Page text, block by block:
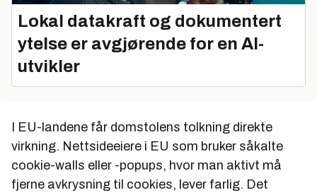
Lokal datakraft og dokumentert
ytelse er avgjørende for en AI-
utvikler
I EU-landene får domstolens tolkning direkte
virkning. Nettsideeiere i EU som bruker såkalte
cookie-walls eller -popups, hvor man aktivt må
fjerne avkrysning til cookies, lever farlig. Det